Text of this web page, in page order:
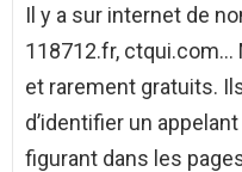
Il y a sur internet de
118712.fr, ctqui.com…
et rarement gratuits.
d’identifier un appelant
figurant dans les